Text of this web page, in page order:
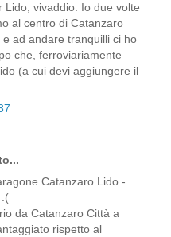
vivaddio. Io due volte
al centro di Catanzaro
ad andare tranquilli ci ho
che, ferroviariamente
(a cui devi aggiungere il
Catanzaro Lido -
da Catanzaro Città a
rispetto al